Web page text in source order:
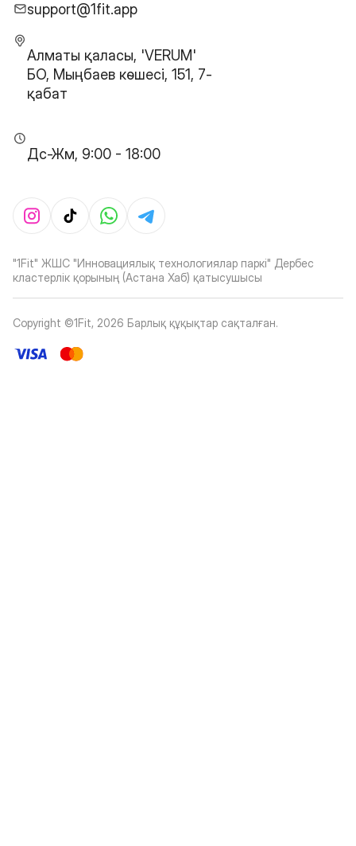
support@1fit.app
Алматы қаласы, 'VERUM'
БО, Мыңбаев көшесі, 151, 7-
қабат
Дс-Жм, 9:00 - 18:00
"1Fit" ЖШС "Инновациялық технологиялар паркі" Дербес
кластерлік қорының (Астана Хаб) қатысушысы
Copyright ©1Fit, 2026 Барлық құқықтар сақталған.